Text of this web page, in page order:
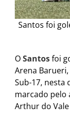
Santos foi
OSantosfoi
Arena
Sub-17, nesta
marcado pelo
Arthur do